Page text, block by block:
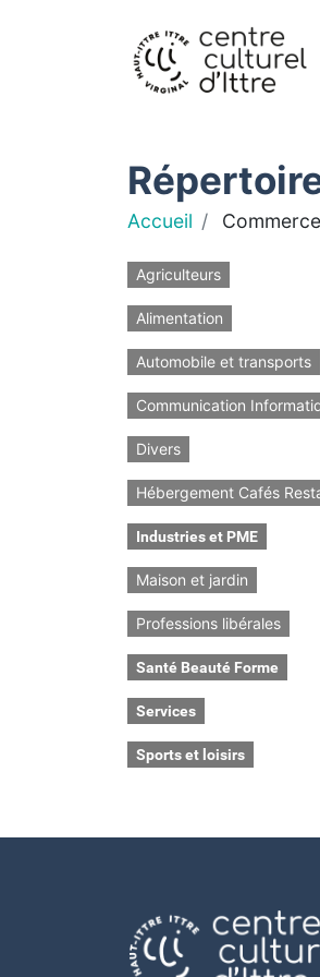
Accueil
Agriculteurs
Alimentation
Automobile et transports
Communication
Divers
Hébergement Cafés
Industries et PME
Maison et jardin
Professions libérales
Santé Beauté Forme
Services
Sports et loisirs